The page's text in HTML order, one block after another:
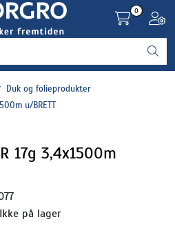
0
Duk og folieprodukter
u/BRETT
17g 3,4x1500m
Ikke på lager